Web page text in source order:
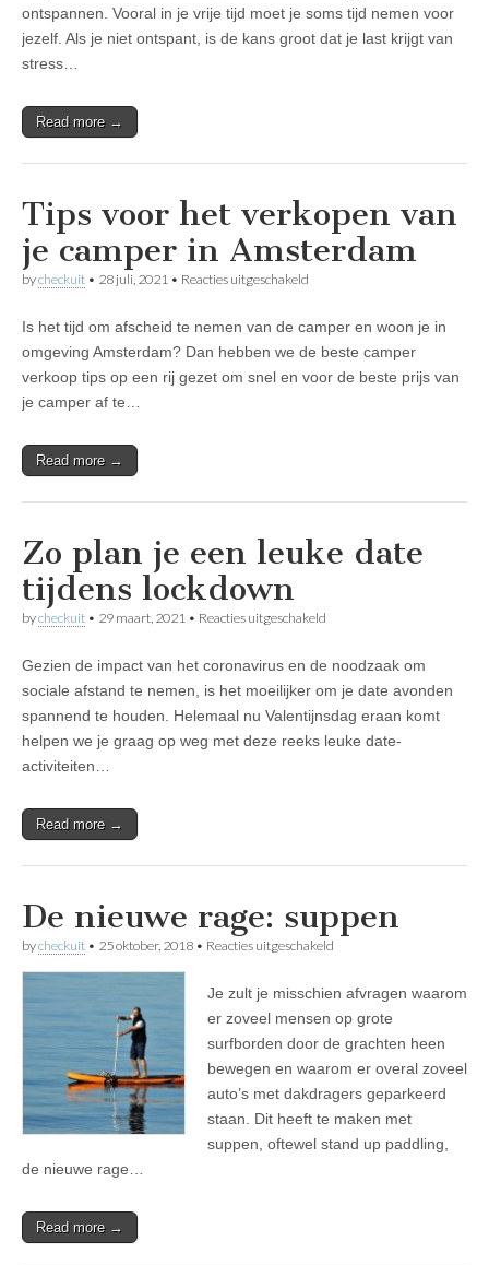
n
A
a
vrije
ontspannen. Vooral in je vrije tijd moet je soms tijd nemen voor
jezelf. Als je niet ontspant, is de kans groot dat je last krijgt van
stress…
Read more →
Tips voor het verkopen van
je camper in Amsterdam
bycheckuit • 28 juli, 2021 • Reacties uitgeschakeld
het
verkopen
je
Is het tijd om afscheid te nemen van de camper en woon je in
omgeving Amsterdam? Dan hebben we de beste camper
verkoop tips op een rij gezet om snel en voor de beste prijs van
je camper af te…
Read more →
Zo plan je een leuke date
tijdens lockdown
bycheckuit • 29 maart, 2021 • Reacties uitgeschakeld
je
een
leuke
date
tijdens
Gezien de impact van het coronavirus en de noodzaak om
sociale afstand te nemen, is het moeilijker om je date avonden
spannend te houden. Helemaal nu Valentijnsdag eraan komt
helpen we je graag op weg met deze reeks leuke date-
activiteiten…
Read more →
De nieuwe rage: suppen
bycheckuit • 25 oktober, 2018 • Reacties uitgeschakeld
rage:
suppen
Je zult je misschien afvragen waarom
er zoveel mensen op grote
surfborden door de grachten heen
bewegen en waarom er overal zoveel
auto’s met dakdragers geparkeerd
staan. Dit heeft te maken met
suppen, oftewel stand up paddling,
de nieuwe rage…
Read more →